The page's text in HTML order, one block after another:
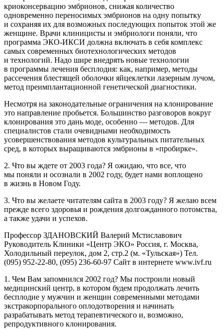
криоконсервацию эмбрионов, снижая количество
одновременно переносимых эмбрионов на одну попытку
и сохраняя их для возможных последующих попыток этой же
женщине. Врачи клиницисты и эмбриологи поняли, что
программа ЭКО-ИКСИ должна включать в себя комплекс
самых современных биотехнологических методов
и технологий. Надо шире внедрять новые технологии
в программы лечения бесплодия: как, например, методы
рассечения блестящей оболочки яйцеклетки лазерным лучом,
метод преимплантационной генетической диагностики.
Несмотря на законодательные ограничения на клонирование
это направление пробьется. Большинство разговоров вокруг
клонирования это дань моде, особенно — методов. Для
специалистов стали очевидными необходимость
усовершенствования методов культуральных питательных
сред, в которых выращиваются эмбрионы в «пробирке».
2. Что вы ждете от 2003 года? Я ожидаю, что все, что
мы поняли и осознали в 2002 году, будет нами воплощено
в жизнь в Новом Году.
3. Что вы желаете читателям сайта в 2003 году? Я желаю всем
прежде всего здоровья и рождения долгожданного потомства,
а также удачи и успехов.
Профессор ЗДАНОВСКИЙ Валерий Мстиславович
Руководитель Клиники «Центр ЭКО» Россия, г. Москва,
Холодильный переулок, дом 2, стр.2 (м. «Тульская») Тел.
(095) 952-22-80, (095) 236-60-97 Сайт в интернете www.ivf.ru
1. Чем Вам запомнился 2002 год? Мы построили новый
медицинский центр, в котором будем продолжать лечить
бесплодие у мужчин и женщин современными методами
экстракорпорального оплодотворения и начинать
разрабатывать метод терапевтического и, возможно,
репродуктивного клонирования.